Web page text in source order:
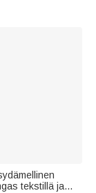
tekstillä ja